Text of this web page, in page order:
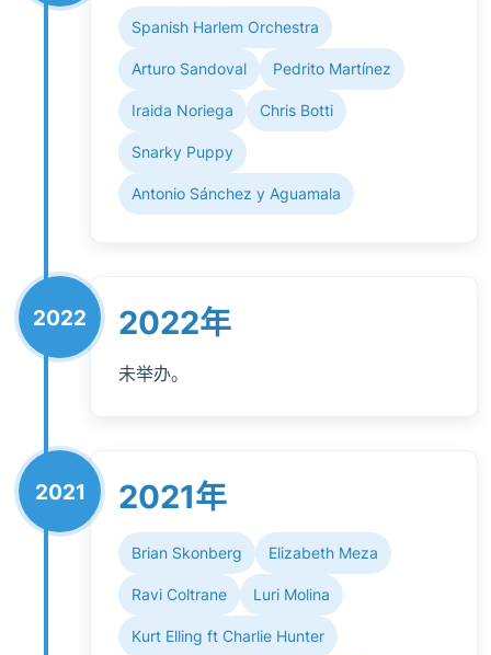
Spanish Harlem Orchestra
Arturo Sandoval Pedrito Martínez
Iraida Noriega Chris Botti
Snarky Puppy
Antonio Sánchez y Aguamala
2022 2022年
未举办。
2021 2021年
Brian Skonberg Elizabeth Meza
Ravi Coltrane Luri Molina
Kurt Elling ft Charlie Hunter